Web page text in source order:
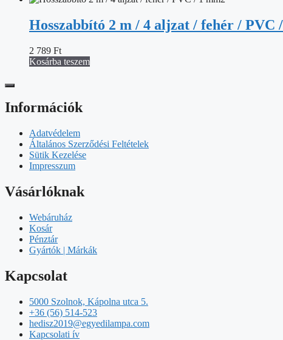
Hosszabbító 2 m / 4 aljzat / fehér / PVC
2 789 Ft
Kosárba teszem
Információk
Adatvédelem
Általános Szerződési Feltételek
Sütik Kezelése
Impresszum
Vásárlóknak
Webáruház
Kosár
Pénztár
Gyártók | Márkák
Kapcsolat
5000 Szolnok, Kápolna utca 5.
+36 (56) 514-523
hedisz2019@egyedilampa.com
Kapcsolati ív